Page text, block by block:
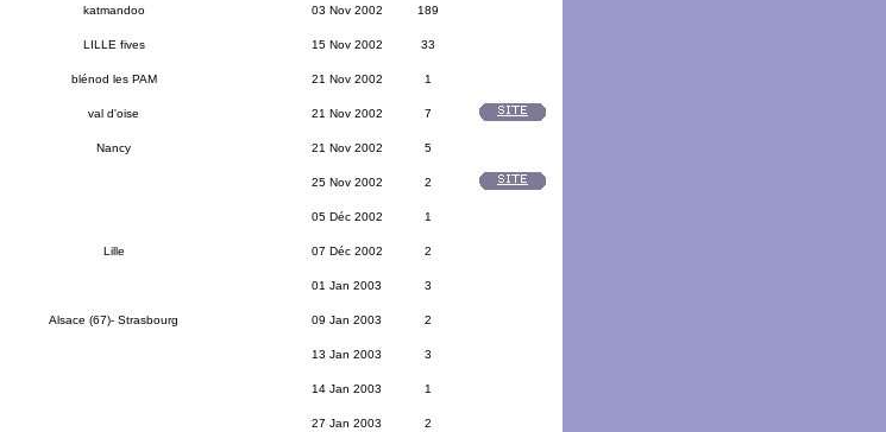
katmandoo 03 Nov 2002 189
LILLE fives 15 Nov 2002 33
blénod les PAM 21 Nov 2002 1
val d'oise 21 Nov 2002 7
Nancy 21 Nov 2002 5
25 Nov 2002 2
05 Déc 2002 1
Lille 07 Déc 2002 2
01 Jan 2003 3
Alsace (67)- Strasbourg 09 Jan 2003 2
13 Jan 2003 3
14 Jan 2003 1
27 Jan 2003 2